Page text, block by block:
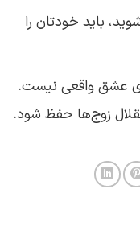
باید خودتان را
عشق واقعی نیست.
زوج‌ها حفظ شود.